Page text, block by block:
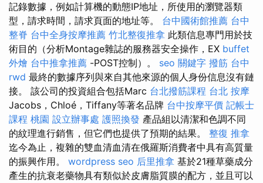
記錄數據，例如計算機的動態IP地址，所使用的瀏覽器類
型，請求時間，請求頁面的地址等。 台中國術館推薦 台中
整脊 台中全身按摩推薦 竹北整復推拿 此類信息專門用於技
術目的（分析Montage雜誌的服務器安全操作，EX buffet
外燴 台中推拿推薦 -POST控制）。 seo 關鍵字 撥筋 台中
rwd 最終的數據序列與來自其他來源的個人身份信息沒有鏈
接。 該公司的投資組合包括Marc 台北撥筋課程 台北 按摩
Jacobs，Chloé，Tiffany等著名品牌 台中按摩平價 記帳士
課程 桃園 設立辦事處 護照換發 產品組以清潔和色調不同
的紋理進行銷售，但它們也提供了預期的結果。 整復 推拿
迄今為止，複雜的雙血清血清在俄羅斯消費者中具有高質量
的振興作用。 wordpress seo 后里推拿 基於21種草藥成分
產生的抗衰老藥物具有類似於皮膚脂質膜的配方，並且可以